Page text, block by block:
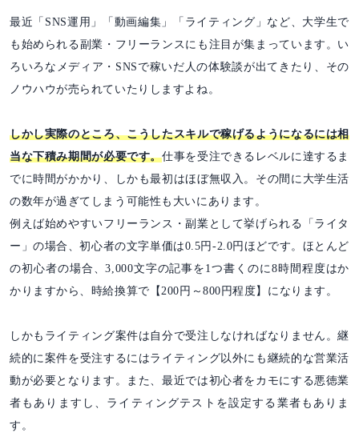
最近「SNS運用」「動画編集」「ライティング」など、大学生で
も始められる副業・フリーランスにも注目が集まっています。い
ろいろなメディア・SNSで稼いだ人の体験談が出てきたり、その
ノウハウが売られていたりしますよね。
しかし実際のところ、こうしたスキルで稼げるようになるには相
当な下積み期間が必要です。仕事を受注できるレベルに達するま
でに時間がかかり、しかも最初はほぼ無収入。その間に大学生活
の数年が過ぎてしまう可能性も大いにあります。
例えば始めやすいフリーランス・副業として挙げられる「ライタ
ー」の場合、初心者の文字単価は0.5円-2.0円ほどです。ほとんど
の初心者の場合、3,000文字の記事を1つ書くのに8時間程度はか
かりますから、時給換算で【200円～800円程度】になります。
しかもライティング案件は自分で受注しなければなりません。継
続的に案件を受注するにはライティング以外にも継続的な営業活
動が必要となります。また、最近では初心者をカモにする悪徳業
者もありますし、ライティングテストを設定する業者もありま
す。